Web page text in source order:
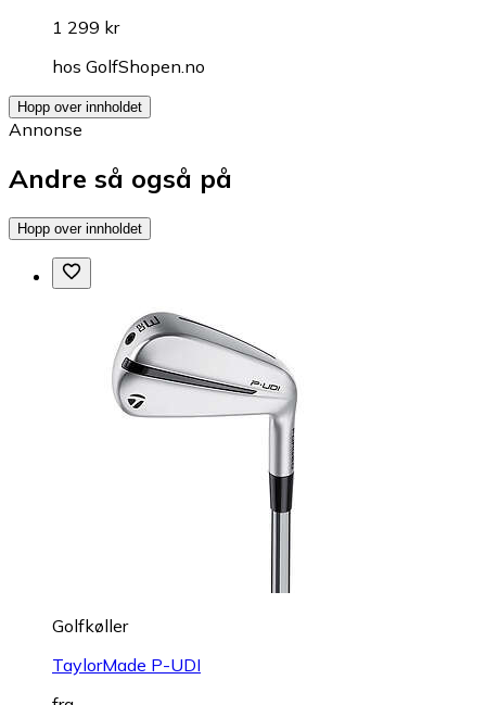
1 299 kr
hos GolfShopen.no
Hopp over innholdet
Annonse
Andre så også på
Hopp over innholdet
Golfkøller
TaylorMade P-UDI